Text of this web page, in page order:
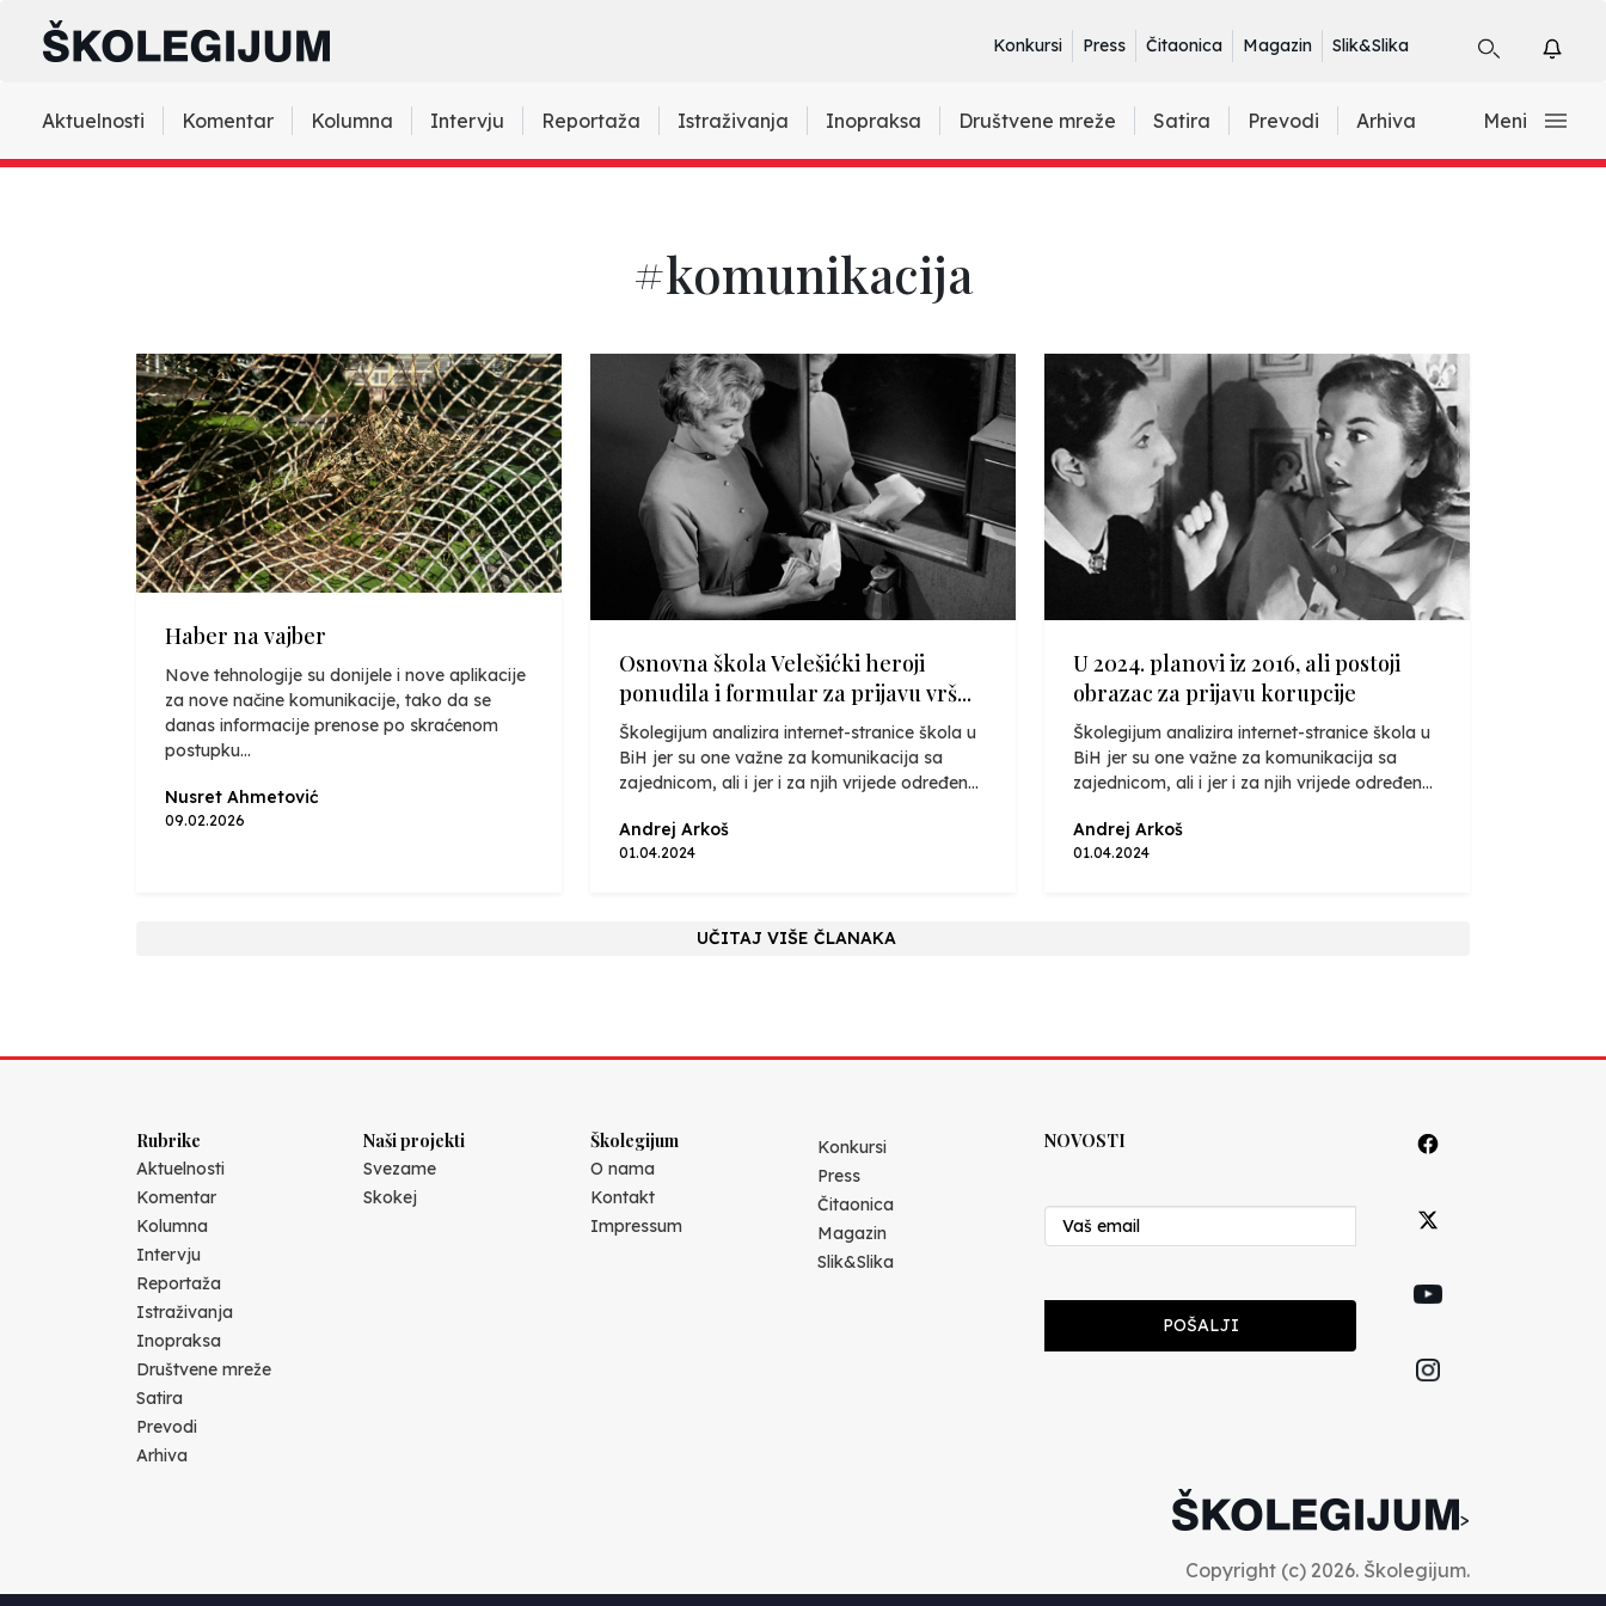
Konkursi Press Čitaonica Magazin Slik&Slika
Aktuelnosti Komentar Kolumna Intervju Reportaža Istraživanja Inopraksa Društvene mreže Satira Prevodi Arhiva Meni
#komunikacija
Haber na vajber
Nove tehnologije su donijele i nove aplikacije
za nove načine komunikacije, tako da se
danas informacije prenose po skraćenom
postupku...
Nusret Ahmetović
09.02.2026
Osnovna škola Velešićki heroji
ponudila i formular za prijavu vrš...
Školegijum analizira internet-stranice škola u
BiH jer su one važne za komunikacija sa
zajednicom, ali i jer i za njih vrijede određen...
Andrej Arkoš
01.04.2024
U 2024. planovi iz 2016, ali postoji
obrazac za prijavu korupcije
Školegijum analizira internet-stranice škola u
BiH jer su one važne za komunikacija sa
zajednicom, ali i jer i za njih vrijede određen...
Andrej Arkoš
01.04.2024
UČITAJ VIŠE ČLANAKA
Rubrike
Aktuelnosti
Komentar
Kolumna
Intervju
Reportaža
Istraživanja
Inopraksa
Društvene mreže
Satira
Prevodi
Arhiva
Naši projekti
Svezame
Skokej
Školegijum
O nama
Kontakt
Impressum
Konkursi
Press
Čitaonica
Magazin
Slik&Slika
NOVOSTI
POŠALJI
>
Copyright (c) 2026. Školegijum.